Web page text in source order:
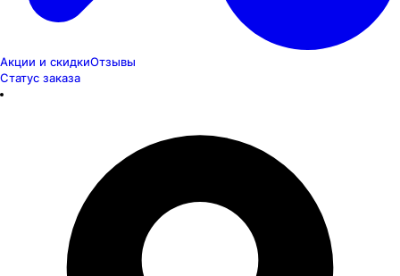
Акции и скидкиОтзывы
Статус заказа